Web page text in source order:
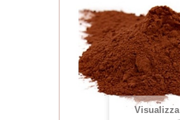
Visualizza